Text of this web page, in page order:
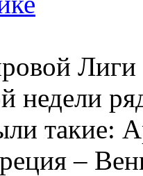
недели
такие:
–